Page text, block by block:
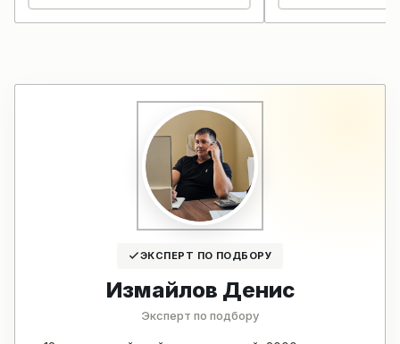
ЭКСПЕРТ ПО ПОДБОРУ
Измайлов Денис
Эксперт по подбору